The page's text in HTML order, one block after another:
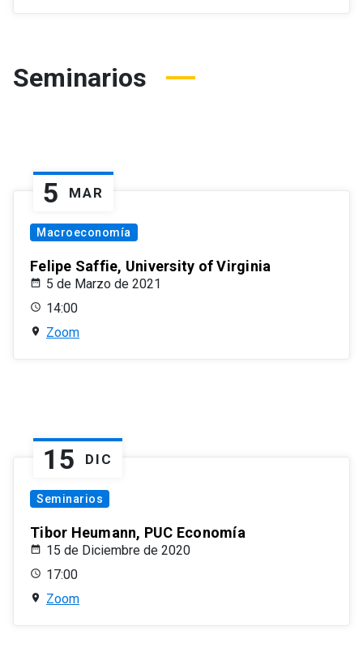
Seminarios
5 MAR
Macroeconomía
Felipe Saffie, University of Virginia
5 de Marzo de 2021
14:00
Zoom
15 DIC
Seminarios
Tibor Heumann, PUC Economía
15 de Diciembre de 2020
17:00
Zoom